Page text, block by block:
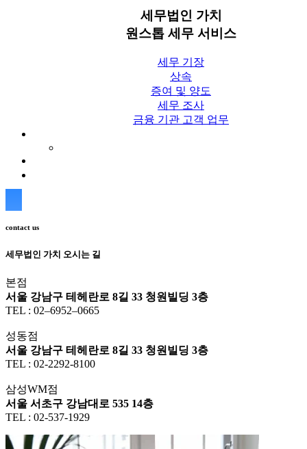
세무법인 가치
원스톱 세무 서비스
세무 기장
상속
증여 및 양도
세무 조사
금융 기관 고객 업무
contact us
세무법인 가치 오시는 길
본점
서울 강남구 테헤란로 8길 33 청원빌딩 3층
TEL : 02–6952–0665
성동점
서울 강남구 테헤란로 8길 33 청원빌딩 3층
TEL : 02-2292-8100
삼성WM점
서울 서초구 강남대로 535 14층
TEL : 02-537-1929